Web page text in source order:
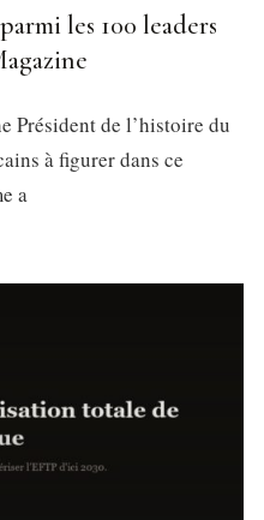
les 100 leaders
Président de l’histoire du
à figurer dans ce
a